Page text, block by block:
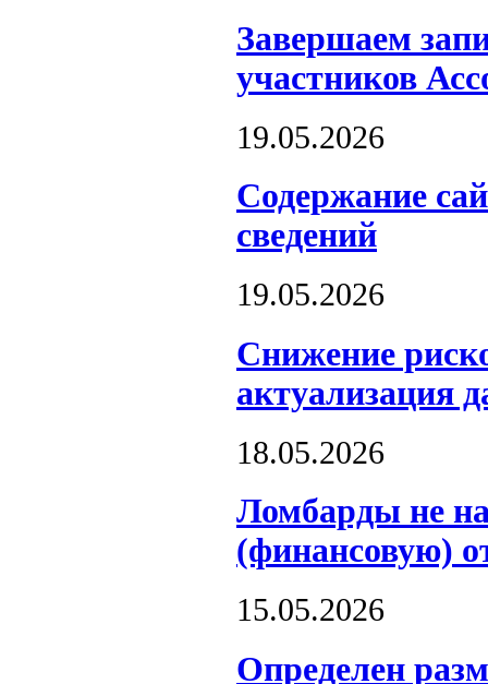
Завершаем
участников
19.05.2026
Содержание
сведений
19.05.2026
Снижение
актуализация
18.05.2026
Ломбарды не
(финансовую)
15.05.2026
Определен